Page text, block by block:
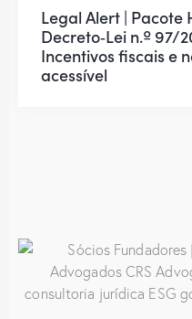
Legal Alert | Pacote
Decreto‑Lei n.º 97/
Incentivos fiscais e
acessível